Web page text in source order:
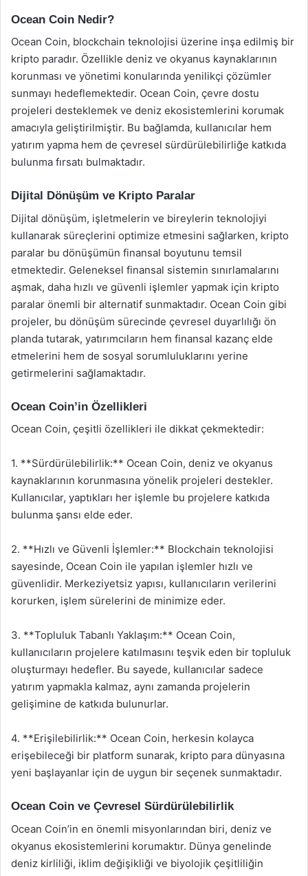
Ocean Coin Nedir?
Ocean Coin, blockchain teknolojisi üzerine inşa edilmiş bir
kripto paradır. Özellikle deniz ve okyanus kaynaklarının
korunması ve yönetimi konularında yenilikçi çözümler
sunmayı hedeflemektedir. Ocean Coin, çevre dostu
projeleri desteklemek ve deniz ekosistemlerini korumak
amacıyla geliştirilmiştir. Bu bağlamda, kullanıcılar hem
yatırım yapma hem de çevresel sürdürülebilirliğe katkıda
bulunma fırsatı bulmaktadır.
Dijital Dönüşüm ve Kripto Paralar
Dijital dönüşüm, işletmelerin ve bireylerin teknolojiyi
kullanarak süreçlerini optimize etmesini sağlarken, kripto
paralar bu dönüşümün finansal boyutunu temsil
etmektedir. Geleneksel finansal sistemin sınırlamalarını
aşmak, daha hızlı ve güvenli işlemler yapmak için kripto
paralar önemli bir alternatif sunmaktadır. Ocean Coin gibi
projeler, bu dönüşüm sürecinde çevresel duyarlılığı ön
planda tutarak, yatırımcıların hem finansal kazanç elde
etmelerini hem de sosyal sorumluluklarını yerine
getirmelerini sağlamaktadır.
Ocean Coin’in Özellikleri
Ocean Coin, çeşitli özellikleri ile dikkat çekmektedir:
1. **Sürdürülebilirlik:** Ocean Coin, deniz ve okyanus
kaynaklarının korunmasına yönelik projeleri destekler.
Kullanıcılar, yaptıkları her işlemle bu projelere katkıda
bulunma şansı elde eder.
2. **Hızlı ve Güvenli İşlemler:** Blockchain teknolojisi
sayesinde, Ocean Coin ile yapılan işlemler hızlı ve
güvenlidir. Merkeziyetsiz yapısı, kullanıcıların verilerini
korurken, işlem sürelerini de minimize eder.
3. **Topluluk Tabanlı Yaklaşım:** Ocean Coin,
kullanıcıların projelere katılmasını teşvik eden bir topluluk
oluşturmayı hedefler. Bu sayede, kullanıcılar sadece
yatırım yapmakla kalmaz, aynı zamanda projelerin
gelişimine de katkıda bulunurlar.
4. **Erişilebilirlik:** Ocean Coin, herkesin kolayca
erişebileceği bir platform sunarak, kripto para dünyasına
yeni başlayanlar için de uygun bir seçenek sunmaktadır.
Ocean Coin ve Çevresel Sürdürülebilirlik
Ocean Coin’in en önemli misyonlarından biri, deniz ve
okyanus ekosistemlerini korumaktır. Dünya genelinde
deniz kirliliği, iklim değişikliği ve biyolojik çeşitliliğin